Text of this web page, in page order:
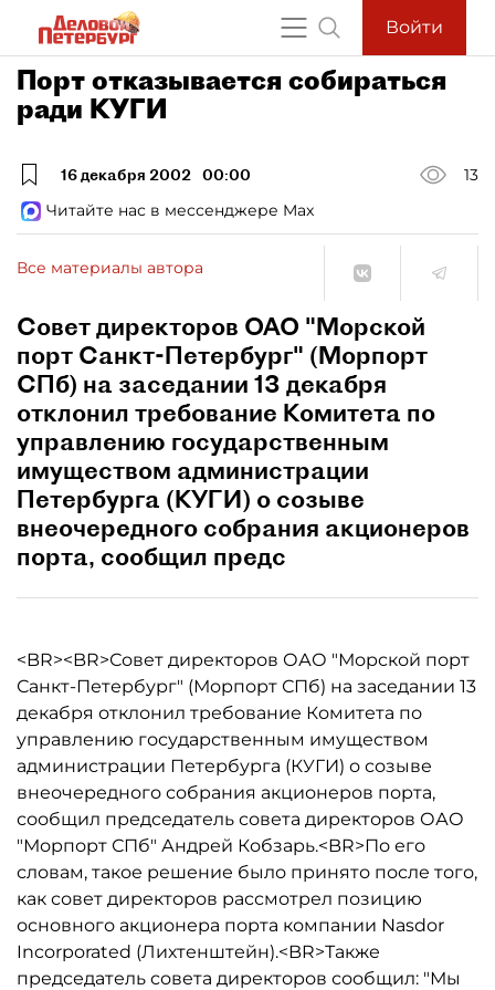
Войти
Порт отказывается собираться
ради КУГИ
16 декабря 2002 00:00
13
Читайте нас в мессенджере Max
Все материалы автора
Совет директоров ОАО "Морской
порт Санкт-Петербург" (Морпорт
СПб) на заседании 13 декабря
отклонил требование Комитета по
управлению государственным
имуществом администрации
Петербурга (КУГИ) о созыве
внеочередного собрания акционеров
порта, сообщил предс
<BR><BR>Совет директоров ОАО "Морской порт
Санкт-Петербург" (Морпорт СПб) на заседании 13
декабря отклонил требование Комитета по
управлению государственным имуществом
администрации Петербурга (КУГИ) о созыве
внеочередного собрания акционеров порта,
сообщил председатель совета директоров ОАО
"Морпорт СПб" Андрей Кобзарь.<BR>По его
словам, такое решение было принято после того,
как совет директоров рассмотрел позицию
основного акционера порта компании Nasdor
Incorporated (Лихтенштейн).<BR>Также
председатель совета директоров сообщил: "Мы